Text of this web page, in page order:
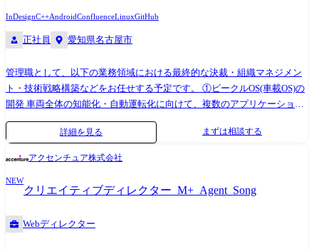
ョン・レビューによるクオリティ担保 ・ブランドガイドラインや世界観
イト](https://jp.corp-sansan.com/) ・新卒採用サイト ・統合報告書、YEAR
BOOK(※)、周年企画 ・新興スポーツ事業(ピックルボール)など ※1年間
の出来事を振り返るために年末に配布する本 ●組織構成 本ポジション
は、コーポレートブランディング室への配属となります。 コーポレート
ブランディング室には、「PR」「クリエイティブ」「アドミニストレー
ど ・OS:macOS ・制作ツール:Adobe CC(Photoshop, Illustrator, InDesignな
ど), Figma, Microsoft PowerPointなど ・その他:Notion AI, ChatGPT,
MidjourneyなどのAIツール ●従事すべき業務の変更の範囲 会社の定める
業務
InDesignC++AndroidConfluenceLinuxGitHub
正社員 愛知県名古屋市
管理職として、以下の業務領域における最終的な決裁・組織マネジメン
ト・技術戦略構築などをお任せする予定です。 ①ビークルOS(車載OS)の
開発 車両全体の知能化・自動運転化に向けて、複数のアプリケーション
を安全かつ安定的に動作させるための「共通ソフトウェア基盤(OS)」=ビ
ークルOSの開発を行います。 これは、PCやスマートフォンにおける
と、完全内製化の開発の2種類があるため、組込み開発において何らかの
ご経験があれば、ご活躍の可能性がございます。 (実装やテスト経験者も
対象) ≪業務委細≫ AUTOSAR Adaptive / Classicに基づいたOS・ミドルウ
ェア層の要求仕様策定、設計、実装 ※OSやミドルウェア開発経験、リア
詳細を見る まずは相談する
アクセンチュア株式会社
NEW
クリエイティブディレクター_M+_Agent_Song
Webディレクター